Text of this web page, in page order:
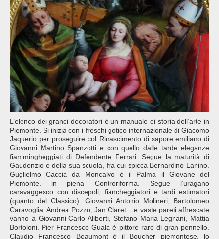
L’elenco dei grandi decoratori è un manuale di storia dell’arte in
Piemonte. Si inizia con i freschi gotico internazionale di Giacomo
Jaquerio per proseguire col Rinascimento di sapore emiliano di
Giovanni Martino Spanzotti e con quello dalle tarde eleganze
fiammingheggiati di Defendente Ferrari. Segue la maturità di
Gaudenzio e della sua scuola, fra cui spicca Bernardino Lanino.
Guglielmo Caccia da Moncalvo è il Palma il Giovane del
Piemonte, in piena Controriforma. Segue l’uragano
caravaggesco con discepoli, fiancheggiatori e tardi estimatori
(quanto del Classico): Giovanni Antonio Molineri, Bartolomeo
Caravoglia, Andrea Pozzo, Jan Claret. Le vaste pareti affrescate
vanno a Giovanni Carlo Aliberti, Stefano Maria Legnani, Mattia
Bortoloni. Pier Francesco Guala è pittore raro di gran pennello.
Claudio Francesco Beaumont è il Boucher piemontese, lo